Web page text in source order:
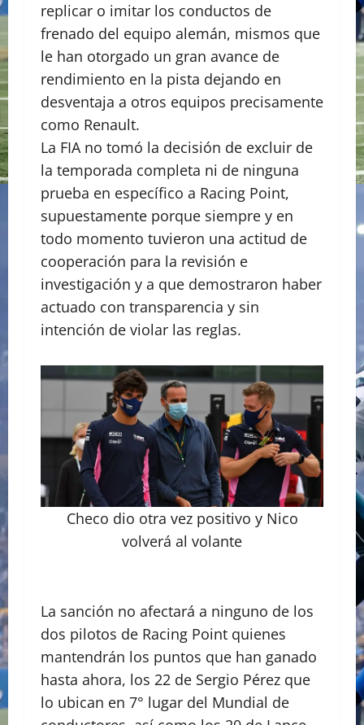
replicar o imitar los conductos de
frenado del equipo alemán, mismos que
le han otorgado un gran avance de
rendimiento en la pista dejando en
desventaja a otros equipos precisamente
como Renault.
La FIA no tomó la decisión de excluir de
la temporada completa ni de ninguna
prueba en específico a Racing Point,
supuestamente porque siempre y en
todo momento tuvieron una actitud de
cooperación para la revisión e
investigación y a que demostraron haber
actuado con transparencia y sin
intención de violar las reglas.
Checo dio otra vez positivo y Nico
volverá al volante
La sanción no afectará a ninguno de los
dos pilotos de Racing Point quienes
mantendrán los puntos que han ganado
hasta ahora, los 22 de Sergio Pérez que
lo ubican en 7° lugar del Mundial de